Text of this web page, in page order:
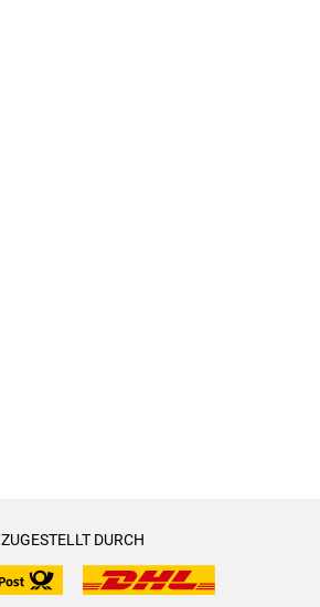
ZUGESTELLT DURCH